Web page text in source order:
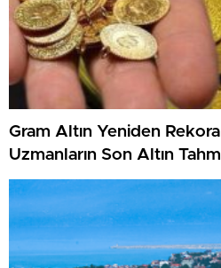
Gram Altın Yeniden
Uzmanların Son Altın